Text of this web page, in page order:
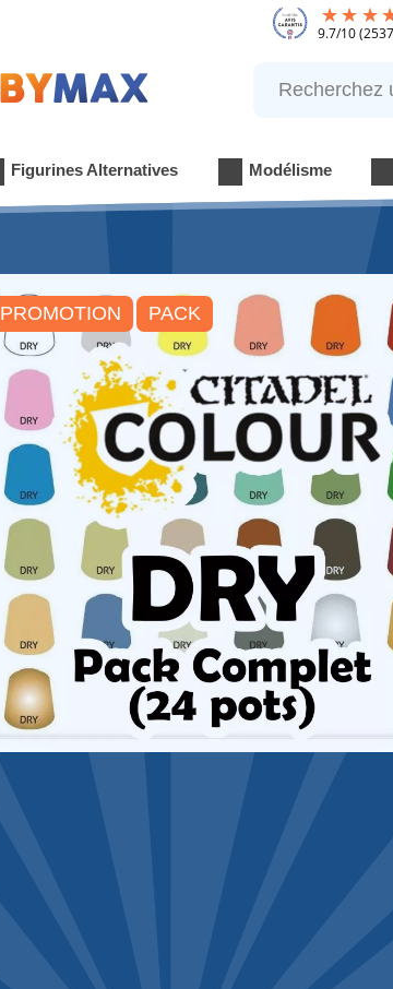
Recherchez un
Figurines Alternatives Modélisme
PROMOTION PACK